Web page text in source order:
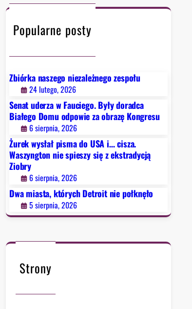
Popularne posty
Zbiórka naszego niezależnego zespołu
24 lutego, 2026
Senat uderza w Fauciego. Były doradca
Białego Domu odpowie za obrazę Kongresu
6 sierpnia, 2026
Żurek wysłał pisma do USA i… cisza.
Waszyngton nie spieszy się z ekstradycją
Ziobry
6 sierpnia, 2026
Dwa miasta, których Detroit nie połknęło
5 sierpnia, 2026
Strony